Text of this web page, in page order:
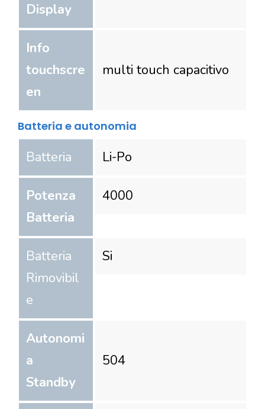
Display
Info
touchscre
en
multi touch capacitivo
Batteria e autonomia
Batteria Li-Po
Potenza
Batteria
4000
Batteria
Rimovibil
e
Si
Autonomi
a
Standby
504